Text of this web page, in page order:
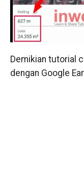
Demikian tutorial
dengan Google